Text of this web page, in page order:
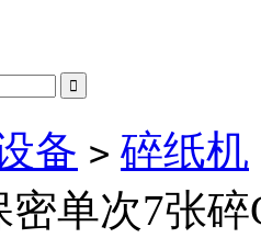

备 > 碎纸机
密单次7张碎